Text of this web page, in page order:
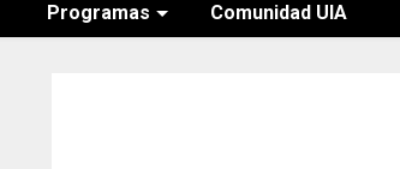
Programas Comunidad UIA